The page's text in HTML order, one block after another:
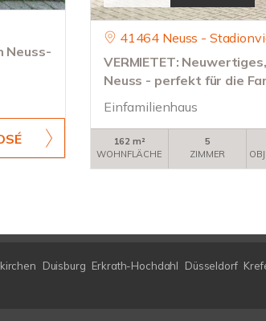
Neuss-
41464 Neuss -
VERMIETET:
Neuss - perfekt für die
Einfamilienhaus
162 m²
WOHNFLÄCHE
5
ZIMMER
Duisburg Erkrath-Hochdahl Düsseldorf